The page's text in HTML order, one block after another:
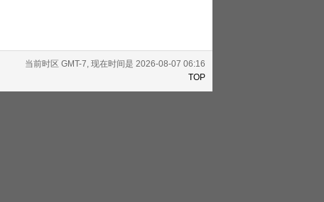
当前时区 GMT-7, 现在时间是 2026-08-07 06:16
TOP